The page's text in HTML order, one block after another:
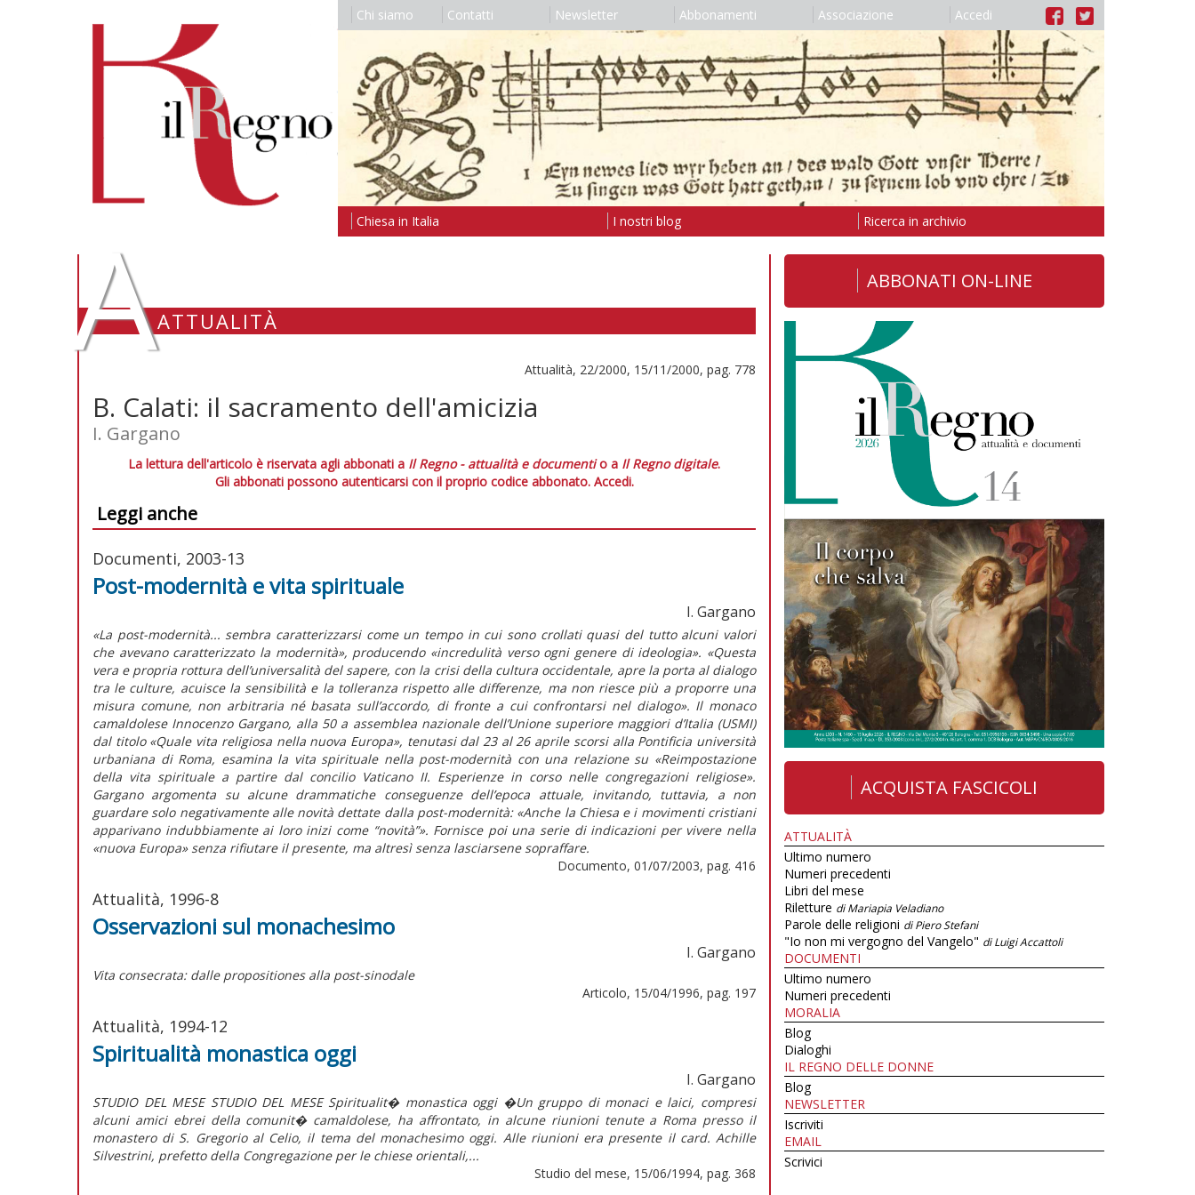
Chi siamo Contatti Newsletter Abbonamenti Associazione Accedi
Chiesa in Italia I nostri blog Ricerca in archivio
AATTUALITÀ
Attualità, 22/2000, 15/11/2000, pag. 778
B. Calati: il sacramento dell'amicizia
I. Gargano
La lettura dell'articolo è riservata agli abbonati a Il Regno - attualità e documentio a Il Regno digitale.
Gli abbonati possono autenticarsi con il proprio codice abbonato. Accedi.
Leggi anche
Documenti, 2003-13
Post-modernità e vita spirituale
I. Gargano
«La post-modernità... sembra caratterizzarsi come un tempo in cui sono crollati quasi del tutto alcuni valori
che avevano caratterizzato la modernità», producendo «incredulità verso ogni genere di ideologia». «Questa
vera e propria rottura dell’universalità del sapere, con la crisi della cultura occidentale, apre la porta al dialogo
tra le culture, acuisce la sensibilità e la tolleranza rispetto alle differenze, ma non riesce più a proporre una
misura comune, non arbitraria né basata sull’accordo, di fronte a cui confrontarsi nel dialogo». Il monaco
camaldolese Innocenzo Gargano, alla 50 a assemblea nazionale dell’Unione superiore maggiori d’Italia (USMI)
dal titolo «Quale vita religiosa nella nuova Europa», tenutasi dal 23 al 26 aprile scorsi alla Pontificia università
urbaniana di Roma, esamina la vita spirituale nella post-modernità con una relazione su «Reimpostazione
della vita spirituale a partire dal concilio Vaticano II. Esperienze in corso nelle congregazioni religiose».
Gargano argomenta su alcune drammatiche conseguenze dell’epoca attuale, invitando, tuttavia, a non
guardare solo negativamente alle novità dettate dalla post-modernità: «Anche la Chiesa e i movimenti cristiani
apparivano indubbiamente ai loro inizi come “novità”». Fornisce poi una serie di indicazioni per vivere nella
«nuova Europa» senza rifiutare il presente, ma altresì senza lasciarsene sopraffare.
Documento, 01/07/2003, pag. 416
Attualità, 1996-8
Osservazioni sul monachesimo
I. Gargano
Vita consecrata: dalle propositiones alla post-sinodale
Articolo, 15/04/1996, pag. 197
Attualità, 1994-12
Spiritualità monastica oggi
I. Gargano
STUDIO DEL MESE STUDIO DEL MESE Spiritualit� monastica oggi �Un gruppo di monaci e laici, compresi
alcuni amici ebrei della comunit� camaldolese, ha affrontato, in alcune riunioni tenute a Roma presso il
monastero di S. Gregorio al Celio, il tema del monachesimo oggi. Alle riunioni era presente il card. Achille
Silvestrini, prefetto della Congregazione per le chiese orientali,...
Studio del mese, 15/06/1994, pag. 368
ABBONATI ON-LINE
ACQUISTA FASCICOLI
ATTUALITÀ
Ultimo numero
Numeri precedenti
Libri del mese
Riletture di Mariapia Veladiano
Parole delle religioni di Piero Stefani
"Io non mi vergogno del Vangelo" di Luigi Accattoli
DOCUMENTI
Ultimo numero
Numeri precedenti
MORALIA
Blog
Dialoghi
IL REGNO DELLE DONNE
Blog
NEWSLETTER
Iscriviti
EMAIL
Scrivici